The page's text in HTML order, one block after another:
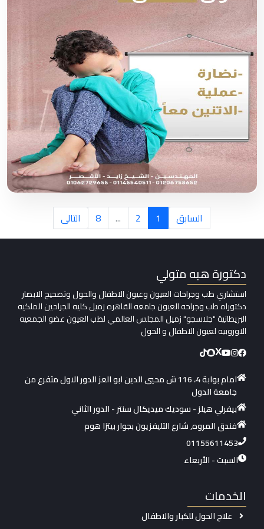
الدليل الشامل لـ علاج الحول عند الاطفال بالتقنيات
الحديثة (خطوة بخطوة)
السابق 1
2
...
8 التالى
دكتورة هبه متولي
استشاري طب وجراحات العيون وعيون الاطفال والحول وتصحيح الابصار
دكتوراه طب وجراحه العيون جامعه القاهره زميل كليه الجراحين الملكيه
البريطانية "جلاسجو" زميل المجلس العالمي لطب العيون عضو الجمعيه
الاوروبيه لعيون الاطفال و الحول
X
امام بوابة 4، 116 ش محيي الدين ابو العز الدور الاول متفرع من
جامعة الدول
بيفرلي هيلز - سوديك ميديكال سنتر - الدور الثاني
فندق المروه, شارع التليفزيون بجوار بيتزا هوم
01155611453
السبت - الأربعاء
الخدمات
علاج الحول للكبار والاطفال